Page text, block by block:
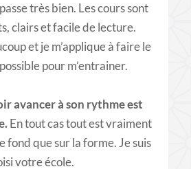
très bien. Les cours sont
clairs et facile de lecture.
et je m’applique à faire le
pour m’entrainer.
avancer à son rythme est
En tout cas tout est vraiment
fond que sur la forme. Je suis
votre école.